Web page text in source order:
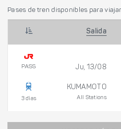
Pases de tren disponibles para
Salida
PASS
3 días
Ju, 13/08
KUMAMOTO
All Stations